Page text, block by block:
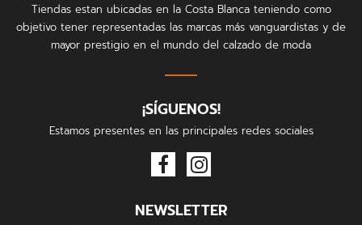
Tiendas estan ubicadas en la Costa Blanca teniendo como
objetivo tener representadas las marcas más vanguardistas y de
mayor prestigio en el mundo del calzado de moda
¡SÍGUENOS!
Estamos presentes en las principales redes sociales
NEWSLETTER